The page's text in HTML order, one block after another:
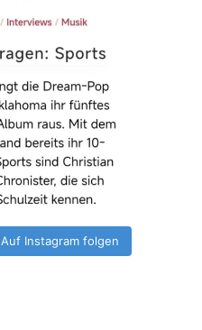
Auf Instagram folgen